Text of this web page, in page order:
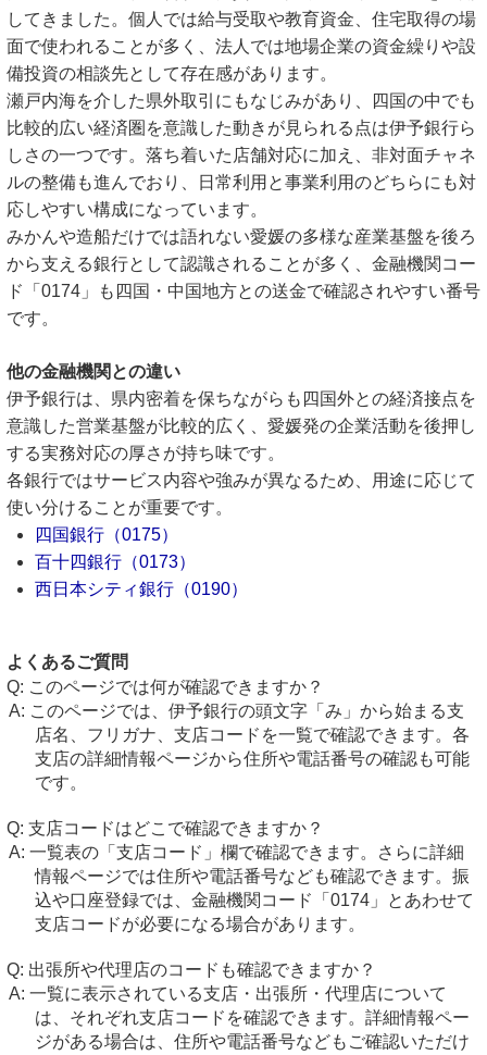
してきました。個人では給与受取や教育資金、住宅取得の場
面で使われることが多く、法人では地場企業の資金繰りや設
備投資の相談先として存在感があります。
瀬戸内海を介した県外取引にもなじみがあり、四国の中でも
比較的広い経済圏を意識した動きが見られる点は伊予銀行ら
しさの一つです。落ち着いた店舗対応に加え、非対面チャネ
ルの整備も進んでおり、日常利用と事業利用のどちらにも対
応しやすい構成になっています。
みかんや造船だけでは語れない愛媛の多様な産業基盤を後ろ
から支える銀行として認識されることが多く、金融機関コー
ド「0174」も四国・中国地方との送金で確認されやすい番号
です。
他の金融機関との違い
伊予銀行は、県内密着を保ちながらも四国外との経済接点を
意識した営業基盤が比較的広く、愛媛発の企業活動を後押し
する実務対応の厚さが持ち味です。
各銀行ではサービス内容や強みが異なるため、用途に応じて
使い分けることが重要です。
四国銀行（0175）
百十四銀行（0173）
西日本シティ銀行（0190）
よくあるご質問
このページでは何が確認できますか？
このページでは、伊予銀行の頭文字「み」から始まる支
店名、フリガナ、支店コードを一覧で確認できます。各
支店の詳細情報ページから住所や電話番号の確認も可能
です。
支店コードはどこで確認できますか？
一覧表の「支店コード」欄で確認できます。さらに詳細
情報ページでは住所や電話番号なども確認できます。振
込や口座登録では、金融機関コード「0174」とあわせて
支店コードが必要になる場合があります。
出張所や代理店のコードも確認できますか？
一覧に表示されている支店・出張所・代理店について
は、それぞれ支店コードを確認できます。詳細情報ペー
ジがある場合は、住所や電話番号などもご確認いただけ